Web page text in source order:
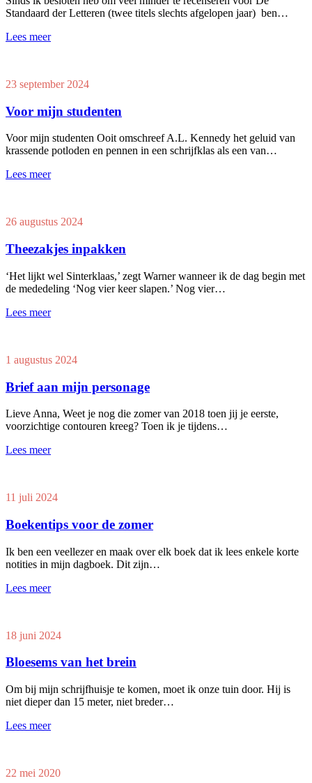
Standaard der Letteren (twee titels slechts afgelopen jaar) ben…
Lees meer
23 september 2024
Voor mijn studenten
Voor mijn studenten Ooit omschreef A.L. Kennedy het geluid van
krassende potloden en pennen in een schrijfklas als een van…
Lees meer
26 augustus 2024
Theezakjes inpakken
‘Het lijkt wel Sinterklaas,’ zegt Warner wanneer ik de dag begin met
de mededeling ‘Nog vier keer slapen.’ Nog vier…
Lees meer
1 augustus 2024
Brief aan mijn personage
Lieve Anna, Weet je nog die zomer van 2018 toen jij je eerste,
voorzichtige contouren kreeg? Toen ik je tijdens…
Lees meer
11 juli 2024
Boekentips voor de zomer
Ik ben een veellezer en maak over elk boek dat ik lees enkele korte
notities in mijn dagboek. Dit zijn…
Lees meer
18 juni 2024
Bloesems van het brein
Om bij mijn schrijfhuisje te komen, moet ik onze tuin door. Hij is
niet dieper dan 15 meter, niet breder…
Lees meer
22 mei 2020